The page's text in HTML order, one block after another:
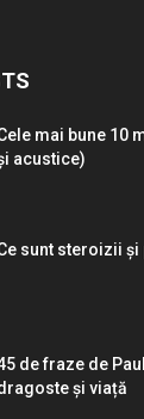
mai bune 10
acustice)
sunt steroizii și
de fraze de
și viață